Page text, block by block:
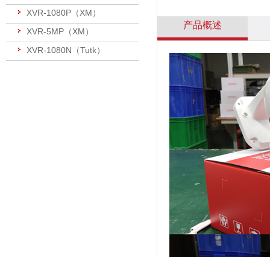
XVR-1080P（XM）
XVR-5MP（XM）
XVR-1080N（Tutk）
产品概述